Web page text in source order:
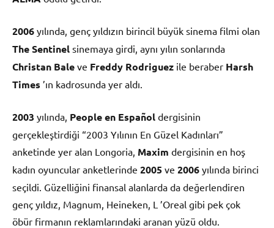
2006 yılında, genç yıldızın birincil büyük sinema filmi olan
The Sentinel sinemaya girdi, aynı yılın sonlarında
Christan Bale ve Freddy Rodriguez ile beraber Harsh
Times ’ın kadrosunda yer aldı.
2003 yılında, People en Español dergisinin
gerçekleştirdiği “2003 Yılının En Güzel Kadınları”
anketinde yer alan Longoria, Maxim dergisinin en hoş
kadın oyuncular anketlerinde 2005 ve 2006 yılında birinci
seçildi. Güzelliğini finansal alanlarda da değerlendiren
genç yıldız, Magnum, Heineken, L ’Oreal gibi pek çok
öbür firmanın reklamlarındaki aranan yüzü oldu.